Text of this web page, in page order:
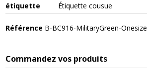
étiquette
Étiquette cousue
Référence B-BC916-MilitaryGreen-Onesize
Commandez vos produits